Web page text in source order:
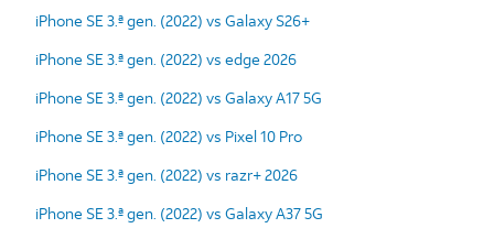
iPhone SE 3.ª gen. (2022) vs Galaxy S26+
iPhone SE 3.ª gen. (2022) vs edge 2026
iPhone SE 3.ª gen. (2022) vs Galaxy A17 5G
iPhone SE 3.ª gen. (2022) vs Pixel 10 Pro
iPhone SE 3.ª gen. (2022) vs razr+ 2026
iPhone SE 3.ª gen. (2022) vs Galaxy A37 5G